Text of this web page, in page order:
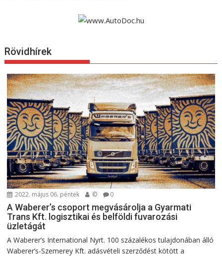
Rövidhírek
2022. május 06. péntek © 0
A Waberer’s csoport megvásárolja a Gyarmati
Trans Kft. logisztikai és belföldi fuvarozási
üzletágát
A Waberer’s International Nyrt. 100 százalékos tulajdonában álló
Waberer’s-Szemerey Kft. adásvételi szerződést kötött a